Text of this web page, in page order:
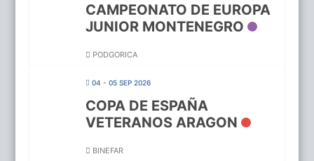
CAMPEONATO DE EUROPA
JUNIOR MONTENEGRO
PODGORICA
04 - 05 SEP 2026
COPA DE ESPAÑA
VETERANOS ARAGON
BINEFAR